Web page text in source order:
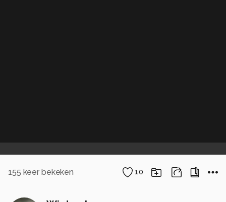
155 keer bekeken 10